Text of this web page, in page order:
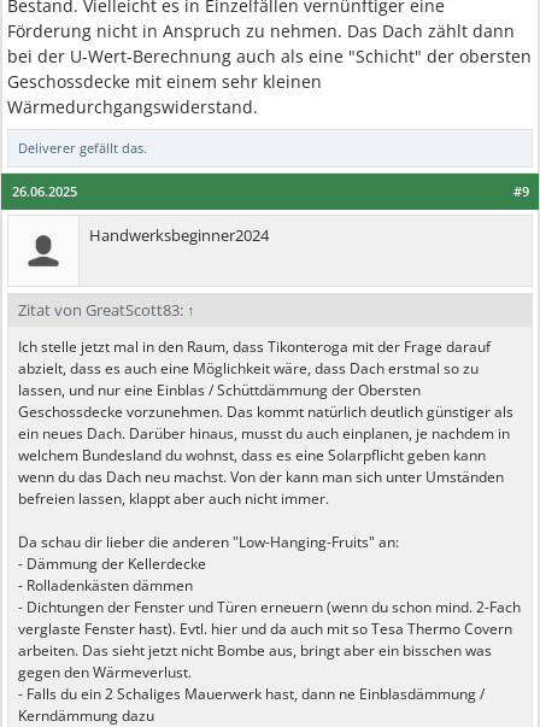
Bestand. Vielleicht es in Einzelfällen vernünftiger eine
Förderung nicht in Anspruch zu nehmen. Das Dach zählt dann
bei der U-Wert-Berechnung auch als eine "Schicht" der obersten
Geschossdecke mit einem sehr kleinen
Wärmedurchgangswiderstand.
Deliverer gefällt das.
#9
26.06.2025
Handwerksbeginner2024
Zitat von GreatScott83: ↑
Ich stelle jetzt mal in den Raum, dass Tikonteroga mit der Frage darauf
abzielt, dass es auch eine Möglichkeit wäre, dass Dach erstmal so zu
lassen, und nur eine Einblas / Schüttdämmung der Obersten
Geschossdecke vorzunehmen. Das kommt natürlich deutlich günstiger als
ein neues Dach. Darüber hinaus, musst du auch einplanen, je nachdem in
welchem Bundesland du wohnst, dass es eine Solarpflicht geben kann
wenn du das Dach neu machst. Von der kann man sich unter Umständen
befreien lassen, klappt aber auch nicht immer.
Da schau dir lieber die anderen "Low-Hanging-Fruits" an:
- Dämmung der Kellerdecke
- Rolladenkästen dämmen
- Dichtungen der Fenster und Türen erneuern (wenn du schon mind. 2-Fach
verglaste Fenster hast). Evtl. hier und da auch mit so Tesa Thermo Covern
arbeiten. Das sieht jetzt nicht Bombe aus, bringt aber ein bisschen was
gegen den Wärmeverlust.
- Falls du ein 2 Schaliges Mauerwerk hast, dann ne Einblasdämmung /
Kerndämmung dazu